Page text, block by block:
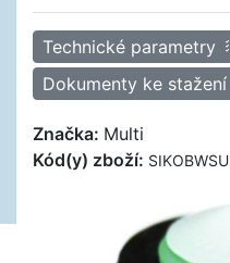
Technické parametry
Dokumenty ke stažení
Značka: Multi
Kód(y) zboží: